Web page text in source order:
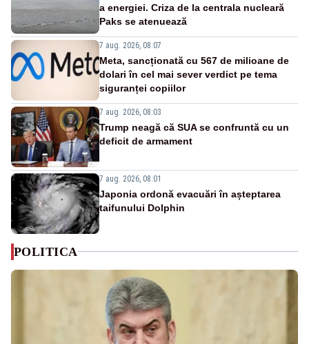
a energiei. Criza de la centrala nucleară
Paks se atenuează
7 aug. 2026, 08:07
Meta, sancționată cu 567 de milioane de
dolari în cel mai sever verdict pe tema
siguranței copiilor
7 aug. 2026, 08:03
Trump neagă că SUA se confruntă cu un
deficit de armament
7 aug. 2026, 08:01
Japonia ordonă evacuări în așteptarea
taifunului Dolphin
POLITICA